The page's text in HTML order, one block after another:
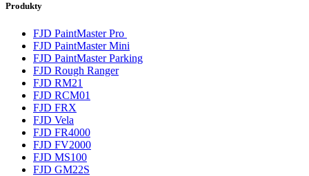
Produkty
FJD PaintMaster Pro
FJD PaintMaster Mini
FJD PaintMaster Parking
FJD Rough Ranger
FJD RM21
FJD RCM01
FJD FRX
FJD Vela
FJD FR4000
FJD FV2000
FJD MS100
FJD GM22S